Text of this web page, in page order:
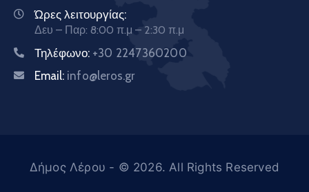
Ώρες λειτουργίας:
Δευ – Παρ: 8:00 π.μ – 2:30 π.μ
Τηλέφωνο: +30 2247360200
Email: info@leros.gr
Δήμος Λέρου - © 2026. All Rights Reserved